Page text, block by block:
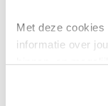
Met deze
informatie over
binnen, en
website en
Het 4-sterren
behalve wat al